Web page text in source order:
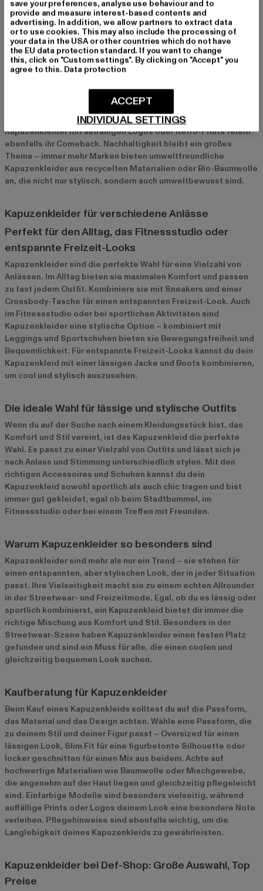
kombinieren und dazu Stiefel oder Boots tragen. Accessoires
wie Caps, Sonnenbrillen oder Bauchtaschen runden den Look
perfekt ab.
Aktuelle Trends bei Kapuzenkleidern
Modelle in neutralen Tönen wie Beige, Oliv oder Grau sind
besonders beliebt, da sie sich leicht kombinieren lassen.
Kapuzenkleider mit auffälligen Logos oder Retro-Prints feiern
ebenfalls ihr Comeback. Nachhaltigkeit bleibt ein großes
Thema – immer mehr Marken bieten umweltfreundliche
Kapuzenkleider aus recycelten Materialien oder Bio-Baumwolle
an, die nicht nur stylisch, sondern auch umweltbewusst sind.
Kapuzenkleider für verschiedene Anlässe
Perfekt für den Alltag, das Fitnessstudio oder
entspannte Freizeit-Looks
Kapuzenkleider sind die perfekte Wahl für eine Vielzahl von
Anlässen. Im Alltag bieten sie maximalen Komfort und passen
zu fast jedem Outfit. Kombiniere sie mit Sneakers und einer
Crossbody-Tasche für einen entspannten Freizeit-Look. Auch
im Fitnessstudio oder bei sportlichen Aktivitäten sind
Kapuzenkleider eine stylische Option – kombiniert mit
Leggings und Sportschuhen bieten sie Bewegungsfreiheit und
Bequemlichkeit. Für entspannte Freizeit-Looks kannst du dein
Kapuzenkleid mit einer lässigen Jacke und Boots kombinieren,
um cool und stylisch auszusehen.
Die ideale Wahl für lässige und stylische Outfits
Wenn du auf der Suche nach einem Kleidungsstück bist, das
Komfort und Stil vereint, ist das Kapuzenkleid die perfekte
Wahl. Es passt zu einer Vielzahl von Outfits und lässt sich je
nach Anlass und Stimmung unterschiedlich stylen. Mit den
richtigen Accessoires und Schuhen kannst du dein
Kapuzenkleid sowohl sportlich als auch chic tragen und bist
immer gut gekleidet, egal ob beim Stadtbummel, im
Fitnessstudio oder bei einem Treffen mit Freunden.
Warum Kapuzenkleider so besonders sind
Kapuzenkleider sind mehr als nur ein Trend – sie stehen für
einen entspannten, aber stylischen Look, der in jeder Situation
passt. Ihre Vielseitigkeit macht sie zu einem echten Allrounder
in der Streetwear- und Freizeitmode. Egal, ob du es lässig oder
sportlich kombinierst, ein Kapuzenkleid bietet dir immer die
richtige Mischung aus Komfort und Stil. Besonders in der
Streetwear-Szene haben Kapuzenkleider einen festen Platz
gefunden und sind ein Muss für alle, die einen coolen und
gleichzeitig bequemen Look suchen.
Kaufberatung für Kapuzenkleider
Beim Kauf eines Kapuzenkleids solltest du auf die Passform,
das Material und das Design achten. Wähle eine Passform, die
zu deinem Stil und deiner Figur passt – Oversized für einen
lässigen Look, Slim Fit für eine figurbetonte Silhouette oder
locker geschnitten für einen Mix aus beidem. Achte auf
hochwertige Materialien wie Baumwolle oder Mischgewebe,
die angenehm auf der Haut liegen und gleichzeitig pflegeleicht
sind. Einfarbige Modelle sind besonders vielseitig, während
auffällige Prints oder Logos deinem Look eine besondere Note
verleihen. Pflegehinweise sind ebenfalls wichtig, um die
Langlebigkeit deines Kapuzenkleids zu gewährleisten.
Kapuzenkleider bei Def-Shop: Große Auswahl, Top
Preise
save your preferences, analyse use behaviour and to
provide and measure interest-based contents and
advertising. In addition, we allow partners to extract data
or to use cookies. This may also include the processing of
your data in the USA or other countries which do not have
the EU data protection standard. If you want to change
this, click on "Custom settings". By clicking on "Accept" you
agree to this. Data protection
INDIVIDUAL SETTINGS
ACCEPT